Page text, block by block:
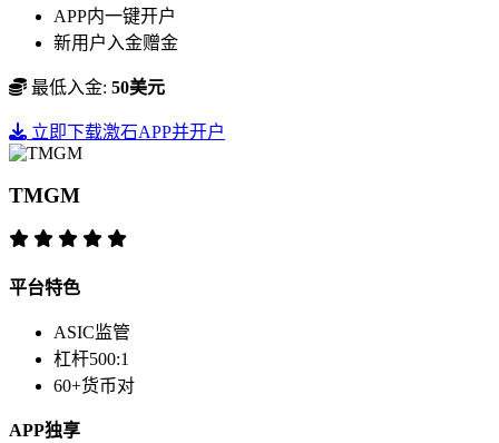
APP内一键开户
新用户入金赠金
最低入金: 50美元
立即下载激石APP并开户
TMGM
平台特色
ASIC监管
杠杆500:1
60+货币对
APP独享